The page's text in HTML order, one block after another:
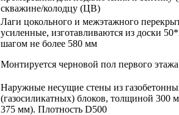
скважине/колодцу (ЦВ)
Лаги цокольного и межэтажного
усиленные, изготавливаются из доски
шагом не более 580 мм
Монтируется черновой пол первого этажа
Наружные несущие стены из
(газосиликатных) блоков, толщиной 300
375 мм). Плотность D500